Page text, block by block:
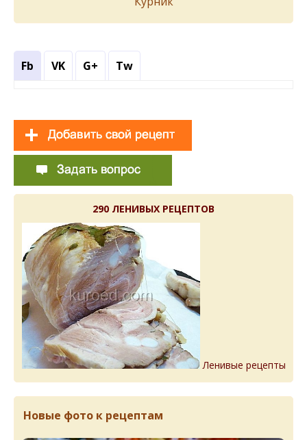
Fb VK G+ Tw
290 ЛЕНИВЫХ РЕЦЕПТОВ
Ленивые рецепты
Новые фото к рецептам